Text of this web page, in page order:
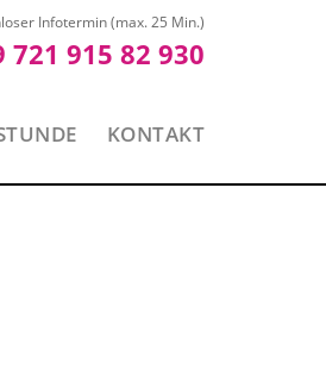
Infotermin (max. 25 Min.)
721 915 82 930
KONTAKT